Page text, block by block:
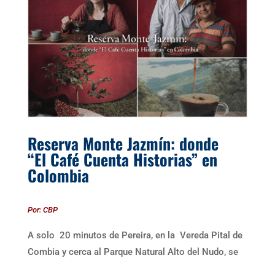
Reserva Monte Jazmín: donde
“El Café Cuenta Historias” en
Colombia
Por: CBP
A solo 20 minutos de Pereira, en la Vereda Pital de
Combia y cerca al Parque Natural Alto del Nudo, se